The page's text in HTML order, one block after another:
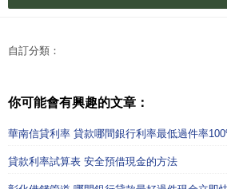
自訂分類：
你可能會有興趣的文章：
華南信貸利率 貸款哪間銀行利率最低過件率
貸款利率試算表 安全預借現金的方法